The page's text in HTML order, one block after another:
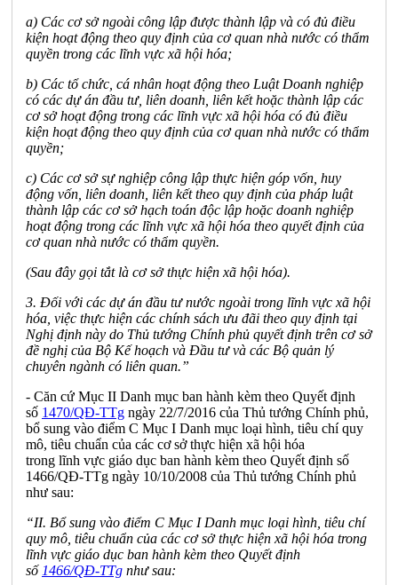
a) Các cơ sở ngoài công lập được thành lập và có đủ điều
kiện hoạt động theo quy định của cơ quan nhà nước có thẩm
quyền trong các lĩnh vực xã hội hóa;
b) Các tổ chức, cá nhân hoạt động theo Luật Doanh nghiệp
có các dự án đầu tư, liên doanh, liên kết hoặc thành lập các
cơ sở hoạt động trong các lĩnh vực xã hội hóa có đủ điều
kiện hoạt động theo quy định của cơ quan nhà nước có thẩm
quyền;
c) Các cơ sở sự nghiệp công lập thực hiện góp vốn, huy
động vốn, liên doanh, liên kết theo quy định của pháp luật
thành lập các cơ sở hạch toán độc lập hoặc doanh nghiệp
hoạt động trong các lĩnh vực xã hội hóa theo quyết định của
cơ quan nhà nước có thẩm quyền.
(Sau đây gọi tắt là cơ sở thực hiện xã hội hóa).
3. Đối với các dự án đầu tư nước ngoài trong lĩnh vực xã hội
hóa, việc thực hiện các chính sách ưu đãi theo quy định tại
Nghị định này do Thủ tướng Chính phủ quyết định trên cơ sở
đề nghị của Bộ Kếhoạch và Đầu tư và các Bộ quản lý
chuyên ngành có liên quan.”
- Căn cứ Mục II Danh mục ban hành kèm theo Quyết định
số 1470/QĐ-TTg ngày 22/7/2016 của Thủ tướng Chính phủ,
bổ sung vào điểm C Mục I Danh mục loại hình, tiêu chí quy
mô, tiêu chuẩn của các cơ sở thực hiện xã hội hóa
trong lĩnh vực giáo dục ban hành kèm theo Quyết định số
1466/QĐ-TTg ngày 10/10/2008 của Thủ tướng Chính phủ
như sau:
“II. Bổ sung vào điểm C Mục I Danh mục loại hình, tiêu chí
quy mô, tiêu chuẩn của các cơ sở thực hiện xã hội hóa trong
lĩnh vực giáo dục ban hành kèm theo Quyết định
số 1466/QĐ-TTg như sau: